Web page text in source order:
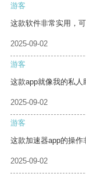
游客
这款软件非常实用，
2025-09-02
游客
这款app就像我的私人
2025-09-02
游客
这款加速器app的操作
2025-09-02